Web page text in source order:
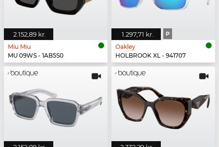
2.152,89 kr.
Miu Miu
MU 09WS - 1AB5S0
1.297,71 kr. P
Oakley
HOLBROOK XL - 941707